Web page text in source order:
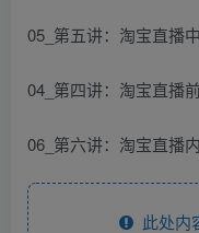
05_第五讲：淘宝直播
04_第四讲：淘宝直播
06_第六讲：淘宝直播
此处内